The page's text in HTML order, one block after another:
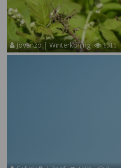
Jovanzo | Winterkoning 1311